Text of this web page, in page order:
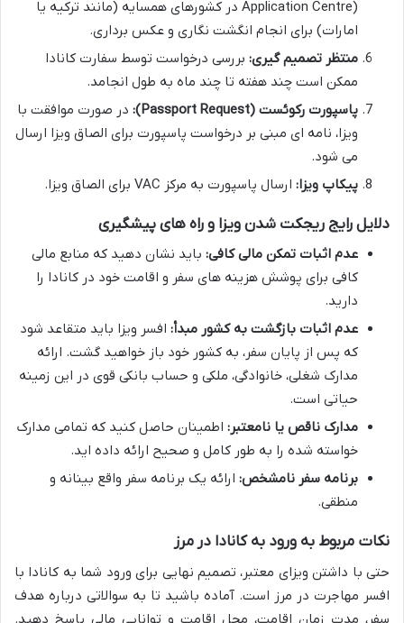
Application Centre) در کشورهای همسایه (مانند ترکیه یا
امارات) برای انجام انگشت نگاری و عکس برداری.
منتظر تصمیم گیری: بررسی درخواست توسط سفارت کانادا
ممکن است چند هفته تا چند ماه به طول انجامد.
پاسپورت رکوئست (Passport Request):
در صورت موافقت با
ویزا، نامه ای مبنی بر درخواست پاسپورت برای الصاق ویزا ارسال
می شود.
پیکاپ ویزا: ارسال پاسپورت به مرکز VAC برای الصاق ویزا.
دلایل رایج ریجکت شدن ویزا و راه های پیشگیری
عدم اثبات تمکن مالی کافی: باید نشان دهید که منابع مالی
کافی برای پوشش هزینه های سفر و اقامت خود در کانادا را
دارید.
عدم اثبات بازگشت به کشور مبدأ: افسر ویزا باید متقاعد شود
که پس از پایان سفر، به کشور خود باز خواهید گشت. ارائه
مدارک شغلی، خانوادگی، ملکی و حساب بانکی قوی در این زمینه
حیاتی است.
مدارک ناقص یا نامعتبر: اطمینان حاصل کنید که تمامی مدارک
خواسته شده را به طور کامل و صحیح ارائه داده اید.
برنامه سفر نامشخص: ارائه یک برنامه سفر واقع بینانه و
منطقی.
نکات مربوط به ورود به کانادا در مرز
حتی با داشتن ویزای معتبر، تصمیم نهایی برای ورود شما به کانادا با
افسر مهاجرت در مرز است. آماده باشید تا به سوالاتی درباره هدف
سفر، مدت زمان اقامت، محل اقامت و توانایی مالی پاسخ دهید.